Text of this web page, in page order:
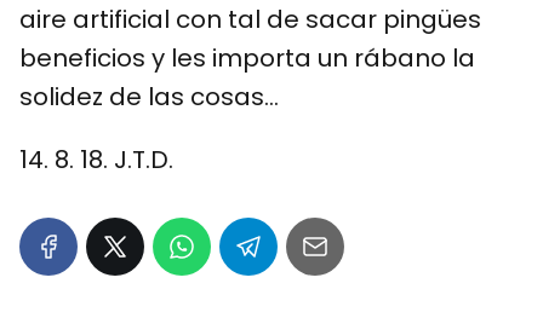
aire artificial con tal de sacar pingües
beneficios y les importa un rábano la
solidez de las cosas…
14. 8. 18. J.T.D.